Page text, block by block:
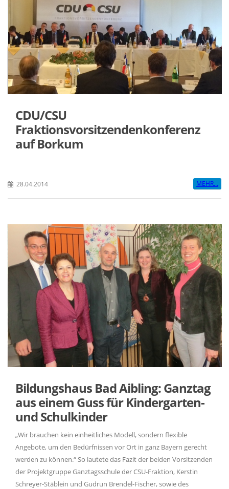
CDU/CSU
Fraktionsvorsitzendenkonferenz
auf Borkum
28.04.2014 MEHR...
Bildungshaus Bad Aibling: Ganztag
aus einem Guss für Kindergarten-
und Schulkinder
Wir brauchen kein einheitliches Modell, sondern flexible
Angebote, um den Bedürfnissen vor Ort in ganz Bayern gerecht
werden zu können.“ So lautete das Fazit der beiden Vorsitzenden
der Projektgruppe Ganztagsschule der CSU-Fraktion, Kerstin
Schreyer-Stäblein und Gudrun Brendel-Fischer, sowie des